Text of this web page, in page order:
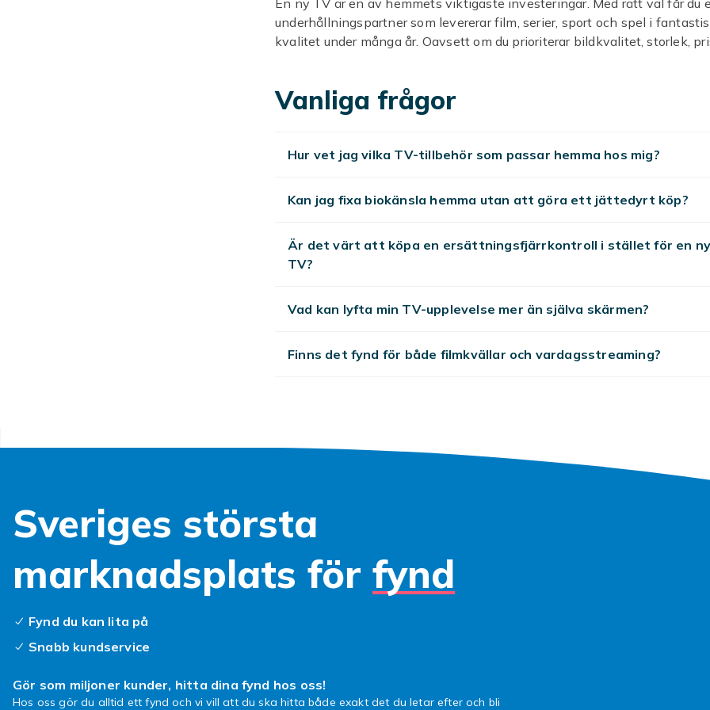
underhållningspartner som levererar film, serier, sport och spel i
kvalitet under många år. Oavsett om du prioriterar bildkvalitet, storlek,
LED, OLED eller QLED
ljusa rum. OLED-TV ger den bästa bildkvaliteten med perfekt svärta och
extremt hög ljusstyrka och livfulla färger. Välj LED för bäst pris, OLED för
och QLED för bäst ljusstyrka.
Smart TV och streaming
direkttillgång till streamingplattformar som Netflix, Disney+, HBO Max
utbud av appar.
rekommenderas ett tittaravstånd på ungefär 1,5 gånger
vardagsrum med 2,5 meters avstånd är 55 tum idealiskt. Sovrummet
4K och bildkvalitet
4K Ultra HD är idag standard för TV-apparater i 40 tum och uppåt. Med
gånger fler pixlar än Full HD ger 4K en märkbart skarpare och mer
Köp din nästa TV hos Fyndiq
Vanliga frågor
Hur vet jag vilka TV-tillbehör som passar hemma hos mig?
Kan jag fixa biokänsla hemma utan att göra ett jättedyrt köp?
Är det värt att köpa en ersättningsfjärrkontroll i stället för en ny
TV?
Vad kan lyfta min TV-upplevelse mer än själva skärmen?
Finns det fynd för både filmkvällar och vardagsstreaming?
Sveriges största
marknadsplats för fynd
Fynd du kan lita på
Snabb kundservice
Gör som miljoner kunder, hitta dina fynd hos oss!
Hos oss gör du alltid ett fynd och vi vill att du ska hitta både exakt det du letar efter och bli